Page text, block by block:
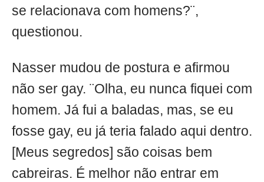
se relacionava com homens?¨,
questionou.
Nasser mudou de postura e afirmou
não ser gay. ¨Olha, eu nunca fiquei com
homem. Já fui a baladas, mas, se eu
fosse gay, eu já teria falado aqui dentro.
[Meus segredos] são coisas bem
cabreiras. É melhor não entrar em